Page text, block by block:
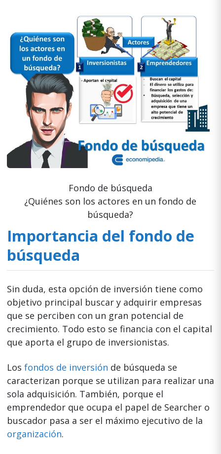
Fondo de búsqueda
¿Quiénes son los actores en un fondo de
búsqueda?
Importancia del fondo de
búsqueda
Sin duda, esta opción de inversión tiene como
objetivo principal buscar y adquirir empresas
que se perciben con un gran potencial de
crecimiento. Todo esto se financia con el capital
que aporta el grupo de inversionistas.
Los fondos de inversión de búsqueda se
caracterizan porque se utilizan para realizar una
sola adquisición. También, porque el
emprendedor que ocupa el papel de Searcher o
buscador pasa a ser el máximo ejecutivo de la
organización.